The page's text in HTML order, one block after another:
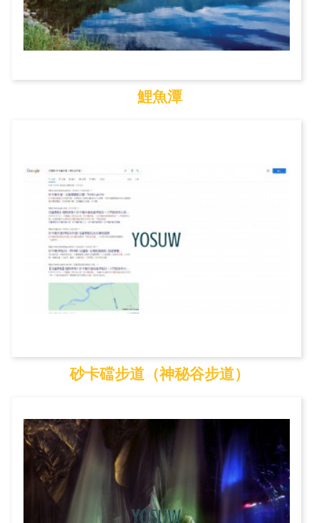
鯉魚潭
砂卡礑步道（神秘谷步道）